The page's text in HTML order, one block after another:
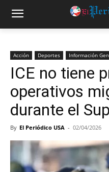
Acción Deportes Información
ICE no tiene
operativos
durante el
By El Periódico USA - 02/04/2026